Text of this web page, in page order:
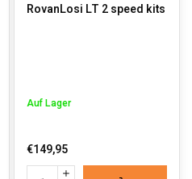
RovanLosi LT 2 speed kits
Auf Lager
€149,95